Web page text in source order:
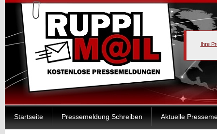
Ihre
Startseite Pressemeldung Schreiben Aktuelle